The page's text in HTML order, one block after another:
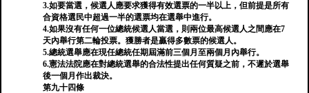
3.如要當選，候選人應要求獲得有效選票的一半以上，但前提是所有
合資格選民中超過一半的選票均在選舉中進行。
4.如果沒有任何一位總統候選人當選，則兩位最高候選人之間應在7
天內舉行第二輪投票。獲勝者是贏得多數票的候選人。
5.總統選舉應在現任總統任期屆滿前三個月至兩個月內舉行。
6.憲法法院應在對總統選舉的合法性提出任何質疑之前，不遲於選舉
後一個月作出裁決。
第九十四條